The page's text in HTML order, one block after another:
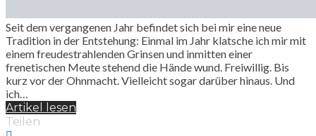
Seit dem vergangenen Jahr befindet sich bei mir eine neue
Tradition in der Entstehung: Einmal im Jahr klatsche ich mir mit
einem freudestrahlenden Grinsen und inmitten einer
frenetischen Meute stehend die Hände wund. Freiwillig. Bis
kurz vor der Ohnmacht. Vielleicht sogar darüber hinaus. Und
ich…
Artikel lesen
Teilen